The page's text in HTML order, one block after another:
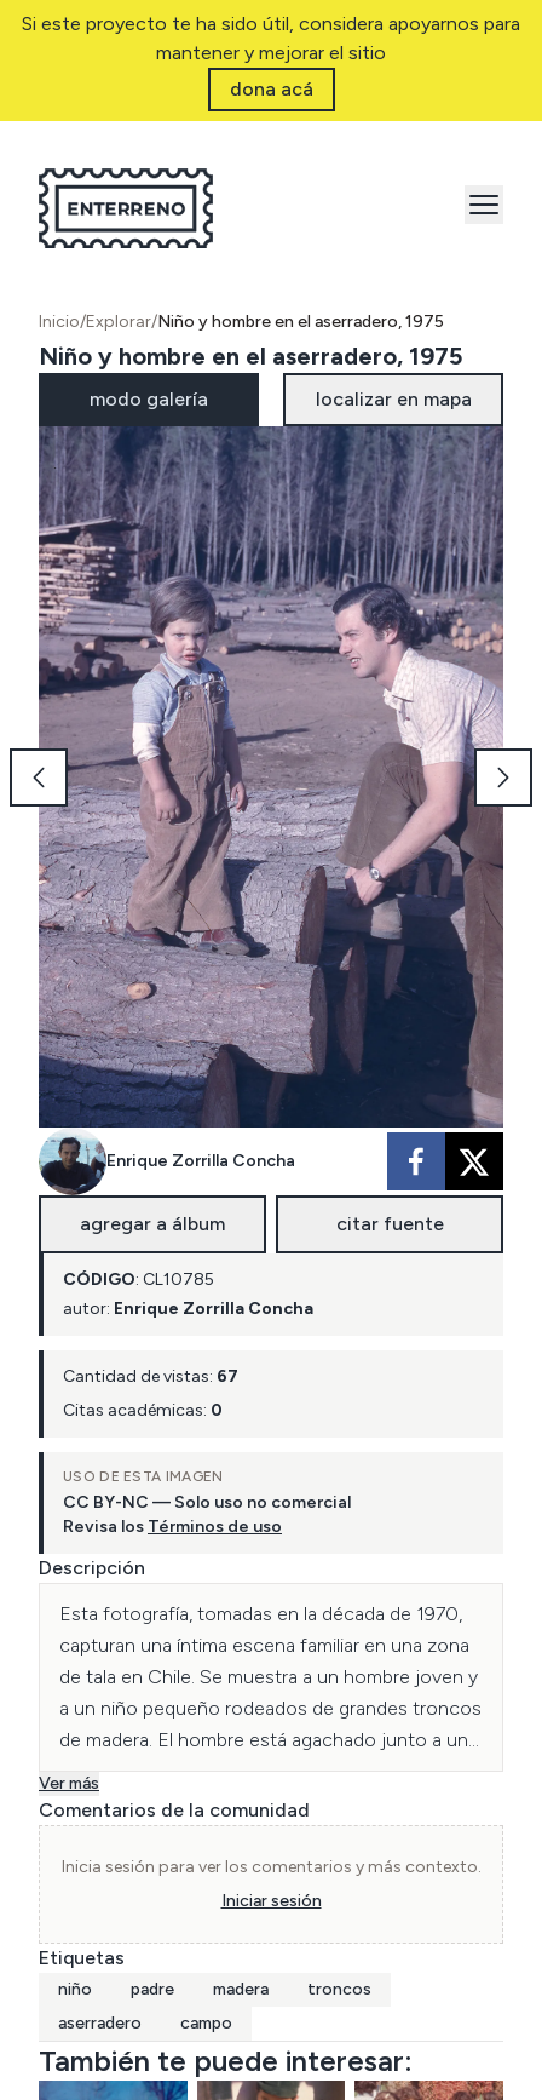
Si este proyecto te ha sido útil, considera apoyarnos para
mantener y mejorar el sitio
dona acá
Inicio/Explorar/Niño y hombre en el aserradero, 1975
Niño y hombre en el aserradero, 1975
modo galería localizar en mapa
Enrique Zorrilla Concha
agregar a álbum citar fuente
CÓDIGO: CL10785
autor: Enrique Zorrilla Concha
Cantidad de vistas: 67
Citas académicas: 0
USO DE ESTA IMAGEN
CC BY-NC — Solo uso no comercial
Revisa los Términos de uso
Descripción
Esta fotografía, tomadas en la década de 1970,
capturan una íntima escena familiar en una zona
de tala en Chile. Se muestra a un hombre joven y
a un niño pequeño rodeados de grandes troncos
de madera. El hombre está agachado junto a un
tronco mientras el niño, vestido con un overol de
tela, lo mira de frente, sugiriendo un tierno
momento de conexión. El contexto de la
industria forestal, que experimentó un
crecimiento notable en esa época, es clave para
conexión de la familia con el campo y las
actividades rurales, mostrando un momento de la
vida cotidiana en un entorno de trabajo.
Fotografía catalogada por Rocio Valenzuela y
Ver más
Comentarios de la comunidad
Inicia sesión para ver los comentarios y más contexto.
Iniciar sesión
Etiquetas
niño padre madera
troncos
aserradero
campo
También te puede interesar: